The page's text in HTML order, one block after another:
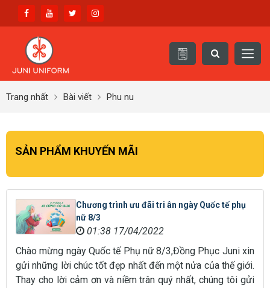
Trang nhất Bài viết Phu nu
SẢN PHẨM KHUYẾN MÃI
Chương trình ưu đãi tri ân ngày Quốc tế phụ
nữ 8/3
01:38 17/04/2022
Chào mừng ngày Quốc tế Phụ nữ 8/3,Đồng Phục Juni xin
gửi những lời chúc tốt đẹp nhất đến một nửa của thế giới.
Thay cho lời cảm ơn và niềm trân quý nhất, chúng tôi gửi